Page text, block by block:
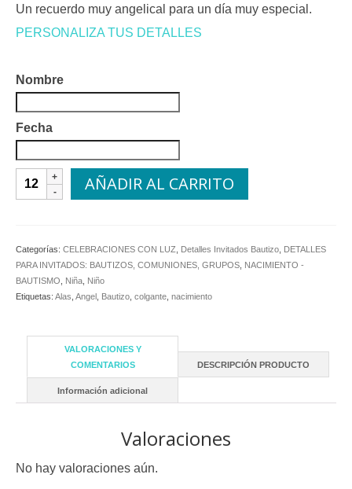
Un recuerdo muy angelical para un día muy especial.
PERSONALIZA TUS DETALLES
Nombre
Fecha
Colgante
madera
un
Ángel"
cantidad
AÑADIR AL CARRITO
Categorías: CELEBRACIONES CON LUZ Detalles Invitados Bautizo DETALLES
PARA INVITADOS: BAUTIZOS, COMUNIONES, GRUPOS NACIMIENTO -
BAUTISMO
Niña Niño
Etiquetas: Alas Angel Bautizo colgante nacimiento
VALORACIONES Y
COMENTARIOS
DESCRIPCIÓN PRODUCTO
Información adicional
Valoraciones
No hay valoraciones aún.